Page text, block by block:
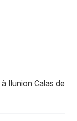
Ilunion Calas de